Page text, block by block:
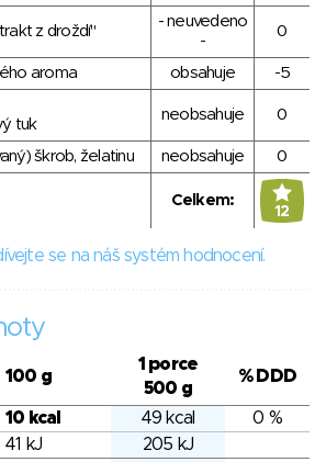
z droždí"
- neuvedeno
-
0
aroma obsahuje
-5
tuk
neobsahuje 0
škrob, želatinu neobsahuje 0
Celkem:
12
se na náš systém hodnocení.
100 g
1 porce
500 g
% DDD
10 kcal 49 kcal
0 %
41 kJ
205 kJ